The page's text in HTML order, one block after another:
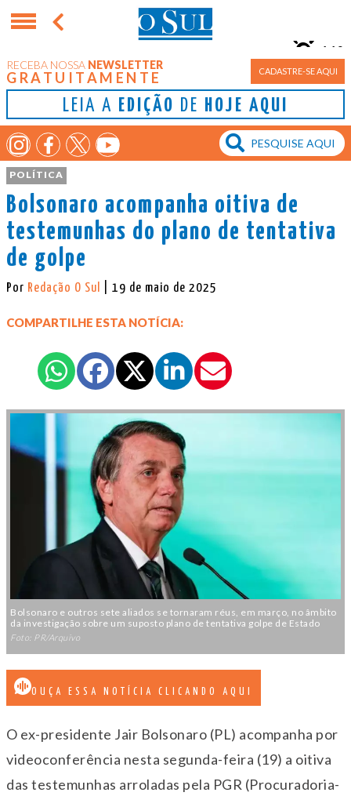
RECEBA NOSSA NEWSLETTER
GRATUITAMENTE CADASTRE-SE AQUI
LEIA A EDIÇÃO DE HOJE AQUI
Porto Alegre
11°
POLÍTICA
Bolsonaro acompanha oitiva de
testemunhas do plano de tentativa
de golpe
Por Redação O Sul | 19 de maio de 2025
COMPARTILHE ESTA NOTÍCIA:
Bolsonaro e outros sete aliados se tornaram réus, em março, no âmbito
da investigação sobre um suposto plano de tentativa golpe de Estado
Foto: PR/Arquivo
OUÇA ESSA NOTÍCIA CLICANDO AQUI
O ex-presidente Jair Bolsonaro (PL) acompanha por
videoconferência nesta segunda-feira (19) a oitiva
das testemunhas arroladas pela PGR (Procuradoria-